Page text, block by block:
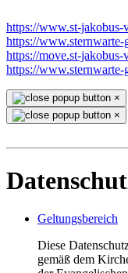
https://www.st-jakobus-
https://www.sternwarte-
https://move.st-jakobus-
https://www.sternwarte-
×
×
Geltungsbereich
Diese
gemäß dem